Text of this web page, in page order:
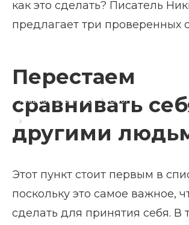
Главная страница
Блог
как это сделать? Писатель
предлагает три проверенных
Перестаем
сравнивать
другими
Этот пункт стоит первым в
поскольку это самое важное,
сделать для принятия себя. В